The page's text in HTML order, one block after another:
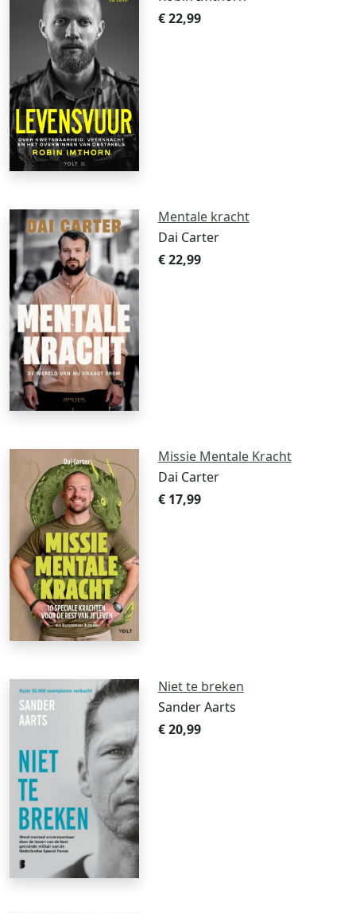
€ 22,99
Mentale kracht
Dai Carter
€ 22,99
Missie Mentale Kracht
Dai Carter
€ 17,99
Niet te breken
Sander Aarts
€ 20,99